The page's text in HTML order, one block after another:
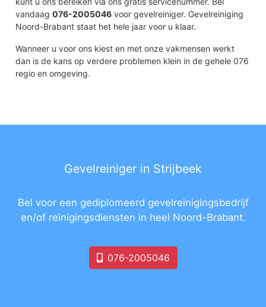
vandaag076-2005046 voor gevelreiniger. Gevelreiniging
Noord-Brabant staat het hele jaar voor u klaar.
Wanneer u voor ons kiest en met onze vakmensen werkt
dan is de kans op verdere problemen klein in de gehele 076
regio en omgeving.
Gevelreiniger in Strijbeek
Bel voor een gediplomeerd gevelreinigingsbedrijf
en/of reinigingsdiensten in heel Noord-Brabant.
076-2005046